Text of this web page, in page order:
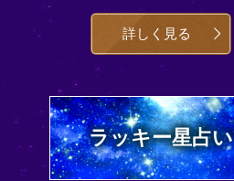
詳しく見る
ラッキー星占い